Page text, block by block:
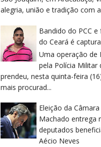
alegria, união e tradição com
Bandido do PCC
do Ceará é
Uma operação de
pela Polícia Militar
prendeu, nesta quinta-feira
mais procurad...
Eleição da
Machado entrega
deputados
Aécio Neves